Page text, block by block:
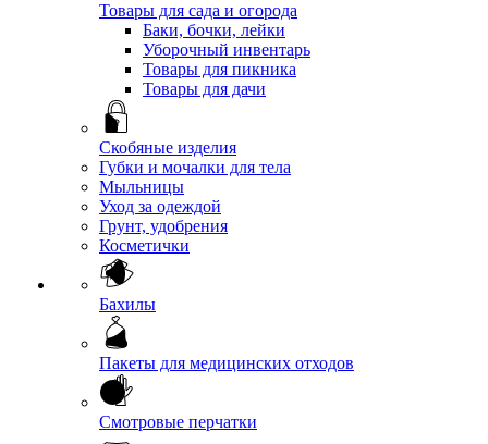
Товары для сада и огорода
Баки, бочки, лейки
Уборочный инвентарь
Товары для пикника
Товары для дачи
Скобяные изделия
Губки и мочалки для тела
Мыльницы
Уход за одеждой
Грунт, удобрения
Косметички
Бахилы
Пакеты для медицинских отходов
Смотровые перчатки